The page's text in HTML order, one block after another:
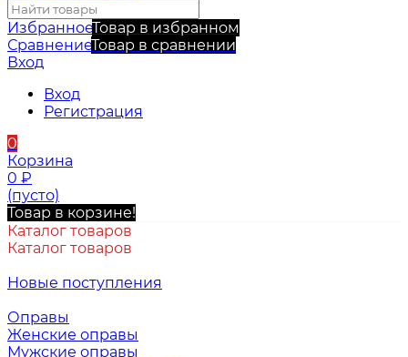
ИзбранноеТовар в избранном
СравнениеТовар в сравнении
Вход
Вход
Регистрация
0
Корзина
0 ₽
(пусто)
Товар в корзине!
Каталог товаров
Каталог товаров
Новые поступления
Оправы
Женские оправы
Мужские оправы